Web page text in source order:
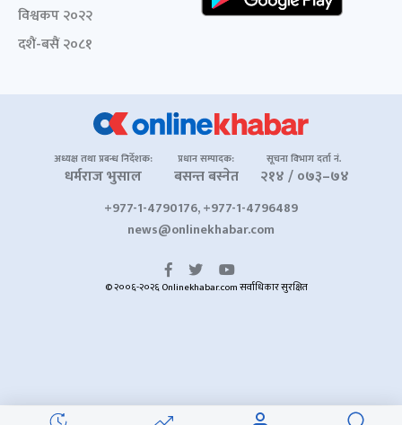
विश्वकप २०२२
दशैं-बसैं २०८१
अध्यक्ष तथा प्रबन्ध निर्देशक:
धर्मराज भुसाल
प्रधान सम्पादक:
बसन्त बस्नेत
सूचना विभाग दर्ता नं.
२१४ / ०७३–७४
+977-1-4790176, +977-1-4796489
news@onlinekhabar.com
© २००६-२०२६ Onlinekhabar.com सर्वाधिकार सुरक्षित